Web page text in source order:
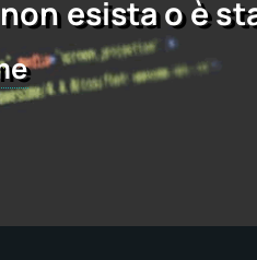
esista o è